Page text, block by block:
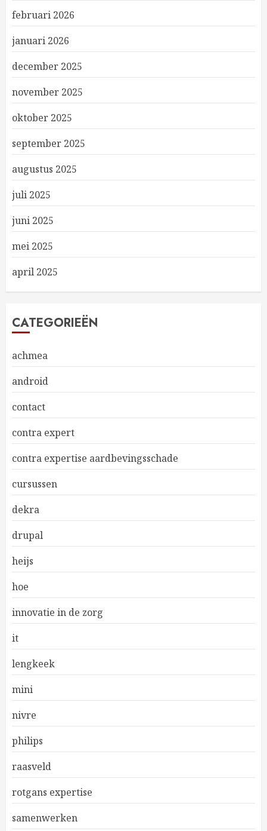
februari 2026
januari 2026
december 2025
november 2025
oktober 2025
september 2025
augustus 2025
juli 2025
juni 2025
mei 2025
april 2025
CATEGORIEËN
achmea
android
contact
contra expert
contra expertise aardbevingsschade
cursussen
dekra
drupal
heijs
hoe
innovatie in de zorg
it
lengkeek
mini
nivre
philips
raasveld
rotgans expertise
samenwerken